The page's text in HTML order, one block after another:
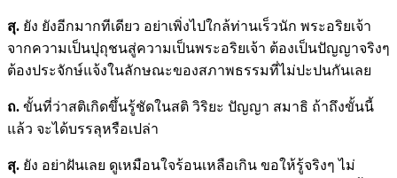
สุ. ยัง ยังอีกมากทีเดียว อย่าเพิ่งไปใกล้ท่านเร็วนัก พระอริยเจ้า
จากความเป็นปุถุชนสู่ความเป็นพระอริยเจ้า ต้องเป็นปัญญาจริงๆ
ต้องประจักษ์แจ้งในลักษณะของสภาพธรรมที่ไม่ปะปนกันเลย
ถ. ขั้นที่ว่าสติเกิดขึ้นรู้ชัดในสติ วิริยะ ปัญญา สมาธิ ถ้าถึงขั้นนี้
แล้ว จะได้บรรลุหรือเปล่า
สุ. ยัง อย่าฝันเลย ดูเหมือนใจร้อนเหลือเกิน ขอให้รู้จริงๆ ไม่